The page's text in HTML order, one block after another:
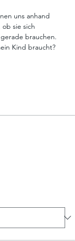
uns anhand
sie sich
brauchen.
Kind braucht?